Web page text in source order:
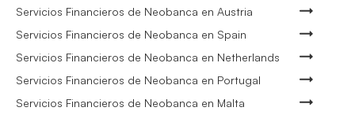
Servicios Financieros de Neobanca en Austria
Servicios Financieros de Neobanca en Spain
Servicios Financieros de Neobanca en Netherlands
Servicios Financieros de Neobanca en Portugal
Servicios Financieros de Neobanca en Malta